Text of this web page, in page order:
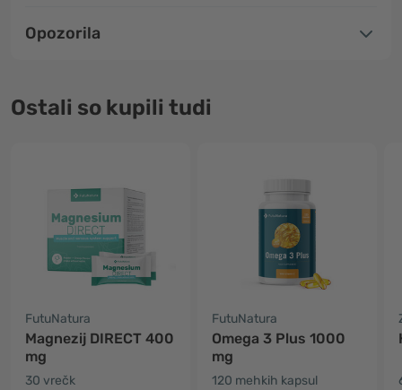
Opozorila
Ostali so kupili tudi
FutuNatura
Magnezij DIRECT 400
mg
30 vrečk
FutuNatura
Omega 3 Plus 1000
mg
120 mehkih kapsul